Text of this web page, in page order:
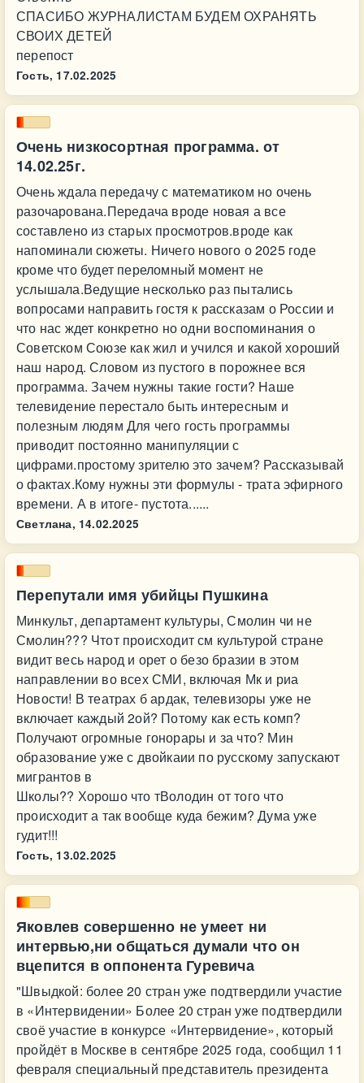
СПАСИБО ЖУРНАЛИСТАМ БУДЕМ ОХРАНЯТЬ
СВОИХ ДЕТЕЙ
перепост
Гость, 17.02.2025
Очень низкосортная программа. от
14.02.25г.
Очень ждала передачу с математиком но очень
разочарована.Передача вроде новая а все
составлено из старых просмотров.вроде как
напоминали сюжеты. Ничего нового о 2025 годе
кроме что будет переломный момент не
услышала.Ведущие несколько раз пытались
вопросами направить гостя к рассказам о России и
что нас ждет конкретно но одни воспоминания о
Советском Союзе как жил и учился и какой хороший
наш народ. Словом из пустого в порожнее вся
программа. Зачем нужны такие гости? Наше
телевидение перестало быть интересным и
полезным людям Для чего гость программы
приводит постоянно манипуляции с
цифрами.простому зрителю это зачем? Рассказывай
о фактах.Кому нужны эти формулы - трата эфирного
времени. А в итоге- пустота......
Светлана, 14.02.2025
Перепутали имя убийцы Пушкина
Минкульт, департамент культуры, Смолин чи не
Смолин??? Чтот происходит см культурой стране
видит весь народ и орет о безо бразии в этом
направлении во всех СМИ, включая Мк и риа
Новости! В театрах б ардак, телевизоры уже не
включает каждый 2ой? Потому как есть комп?
Получают огромные гонорары и за что? Мин
образование уже с двойкаии по русскому запускают
мигрантов в
Школы?? Хорошо что тВолодин от того что
происходит а так вообще куда бежим? Дума уже
гудит!!!
Гость, 13.02.2025
Яковлев совершенно не умеет ни
интервью,ни общаться думали что он
вцепится в оппонента Гуревича
"Швыдкой: более 20 стран уже подтвердили участие
в «Интервидении» Более 20 стран уже подтвердили
своё участие в конкурсе «Интервидение», который
пройдёт в Москве в сентябре 2025 года, сообщил 11
февраля специальный представитель президента